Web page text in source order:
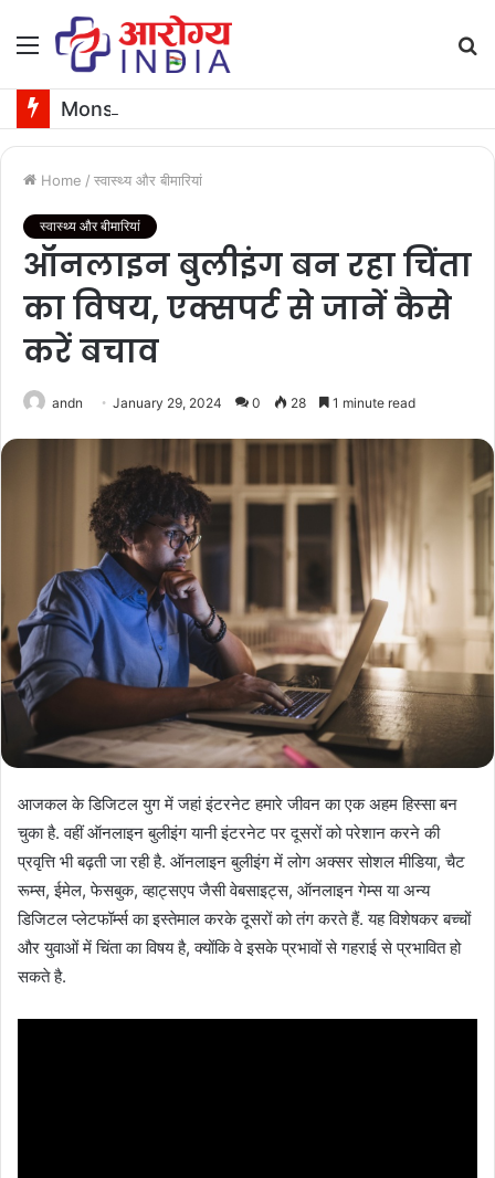
Menu
Home / स्वास्थ्य और बीमारियां
स्वास्थ्य और बीमारियां
ऑनलाइन बुलीइंग बन रहा चिंता
का विषय, एक्सपर्ट से जानें कैसे
करें बचाव
andn January 29, 2024 0 28 1 minute read
आजकल के डिजिटल युग में जहां इंटरनेट हमारे जीवन का एक अहम हिस्सा बन
चुका है. वहीं ऑनलाइन बुलीइंग यानी इंटरनेट पर दूसरों को परेशान करने की
प्रवृत्ति भी बढ़ती जा रही है. ऑनलाइन बुलीइंग में लोग अक्सर सोशल मीडिया, चैट
रूम्स, ईमेल, फेसबुक, व्हाट्सएप जैसी वेबसाइट्स, ऑनलाइन गेम्स या अन्य
डिजिटल प्लेटफॉर्म्स का इस्तेमाल करके दूसरों को तंग करते हैं. यह विशेषकर बच्चों
और युवाओं में चिंता का विषय है, क्योंकि वे इसके प्रभावों से गहराई से प्रभावित हो
सकते है.